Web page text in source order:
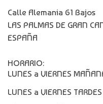
Calle Alemania 61 Bajos
LAS PALMAS DE GRAN
ESPAÑA
HORARIO:
LUNES a VIERNES
LUNES a VIERNES